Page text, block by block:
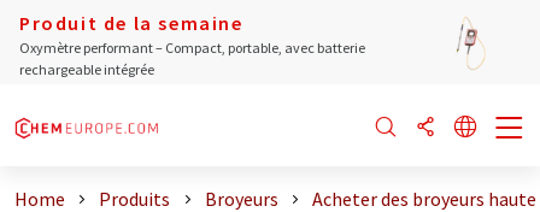
Produit de la semaine
Oxymètre performant – Compact, portable, avec batterie
rechargeable intégrée
Home Produits Broyeurs Acheter des broyeurs